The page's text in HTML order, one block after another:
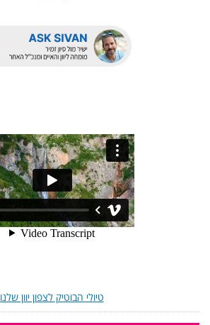
טיולי הבוטיק לצפון יוון שלנו